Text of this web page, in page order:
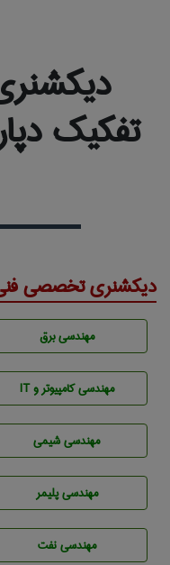
تفکیک
دیکشنری تخصصی
مهندسی برق
مهندسی كامپيوتر و IT
مهندسي شيمی
مهندسی پليمر
مهندسی نفت